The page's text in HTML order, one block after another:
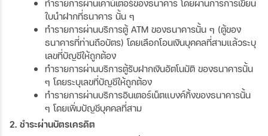
ทำรายการผ่านเคาน์เตอร์ของธนาคาร โดยผ่านการการเขียน
ใบนำฝากที่ธนาคาร นั้น ๆ
ทำรายการผ่านบริการตู้ ATM ของธนาคารนั้น ๆ (ตู้ของ
ธนาคารที่ท่านถือบัตร) โดยเลือกโอนเงินบุคคลที่สามแล้วระบุ
เลขที่บัญชีให้ถูกต้อง
ทำรายการผ่านบริการตู้รับฝากเงินอัตโนมัติ ของธนาคารนั้น
ๆ โดยระบุเลขที่บัญชีให้ถูกต้อง
ทำรายการผ่านบริการอินเตอร์เน็ตแบงค์กิ้งของธนาคารนั้น
ๆ โดยเพิ่มบัญชีบุคคลที่สาม
2. ชำระผ่านบัตรเครดิต